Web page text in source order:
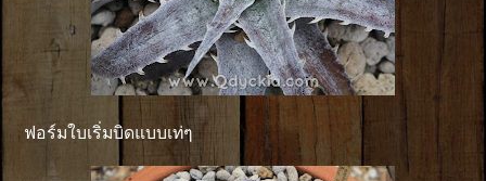
ฟอร์มใบเริ่มบิดแบบเท่ๆ